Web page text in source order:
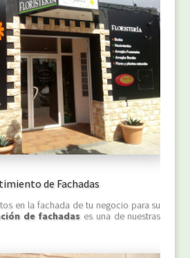
de Fachadas
en la fachada de tu negocio para su
de fachadas es una de nuestras